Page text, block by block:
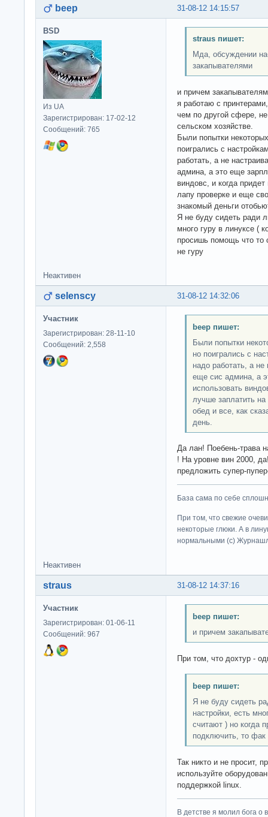
31-08-12 14:15:57
beep
BSD
Из UA
Зарегистрирован: 17-02-12
Сообщений: 765
straus пишет:
Мда, обсуждении
закапывателями
и причем
я работаю с
чем по другой сфере,
сельском хозяйстве.
Были попытки
поигрались с
работать, а не
админа, а это еще
виндовс, и когда
лапу проверке и еще
знакомый деньги
Я не буду сидеть ради
много гуру в линуксе (
просишь помощь что то
не гуру
Неактивен
31-08-12 14:32:06
selenscy
Участник
Зарегистрирован: 28-11-10
Сообщений: 2,558
beep пишет:
Были попытки
но поигрались с
надо работать, а не
еще сис админа, а
использовать
лучше заплатить
обед и все, как
день.
Да лан! Поебень-трава
! На уровне вин 2000,
предложить супер-
База сама по себе
При том, что свежие
некоторые глюки. А в
нормальными (c)
Неактивен
31-08-12 14:37:16
straus
Участник
Зарегистрирован: 01-06-11
Сообщений: 967
beep пишет:
и причем
При том, что дохтур -
beep пишет:
Я не буду сидеть
настройки, есть
считают ) но когда
подключить, то фак
Так никто и не просит,
используйте
поддержкой linux.
В детстве я молил бога о